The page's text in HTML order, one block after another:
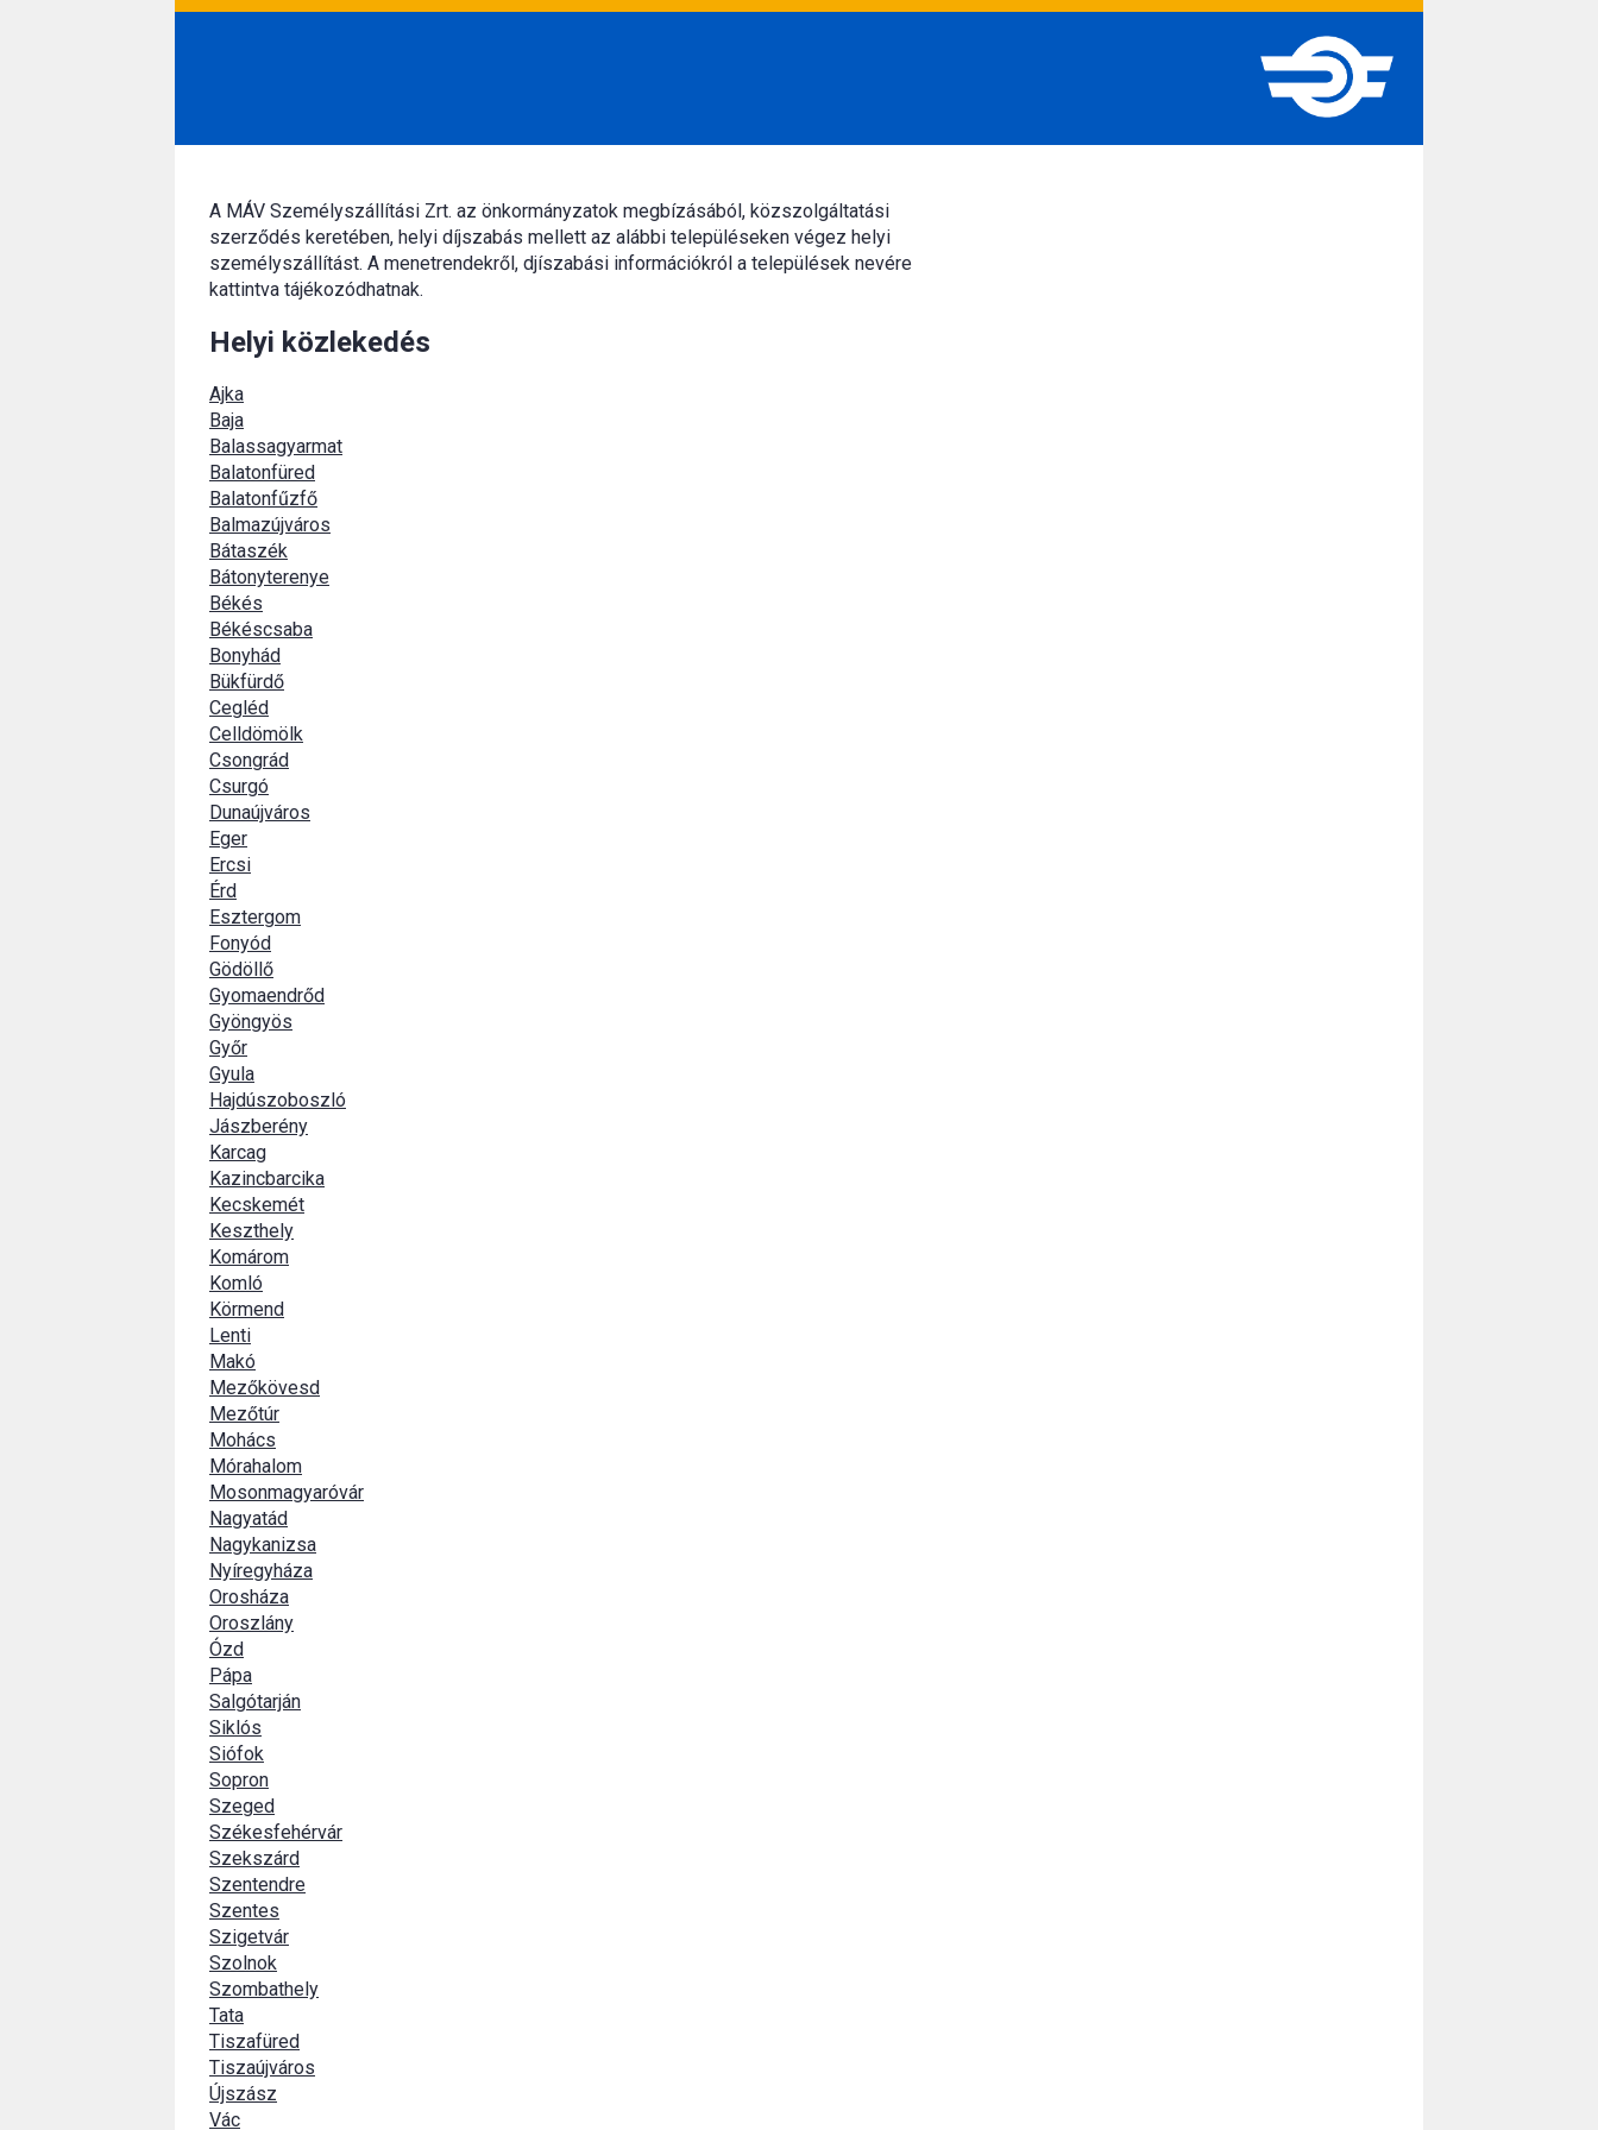
A MÁV Személyszállítási Zrt. az önkormányzatok megbízásából, közszolgáltatási
szerződés keretében, helyi díjszabás mellett az alábbi településeken végez helyi
személyszállítást. A menetrendekről, djíszabási információkról a települések nevére
kattintva tájékozódhatnak.
Helyi közlekedés
Ajka
Baja
Balassagyarmat
Balatonfüred
Balatonfűzfő
Balmazújváros
Bátaszék
Bátonyterenye
Békés
Békéscsaba
Bonyhád
Bükfürdő
Cegléd
Celldömölk
Csongrád
Csurgó
Dunaújváros
Eger
Ercsi
Érd
Esztergom
Fonyód
Gödöllő
Gyomaendrőd
Gyöngyös
Győr
Gyula
Hajdúszoboszló
Jászberény
Karcag
Kazincbarcika
Kecskemét
Keszthely
Komárom
Komló
Körmend
Lenti
Makó
Mezőkövesd
Mezőtúr
Mohács
Mórahalom
Mosonmagyaróvár
Nagyatád
Nagykanizsa
Nyíregyháza
Orosháza
Oroszlány
Ózd
Pápa
Salgótarján
Siklós
Siófok
Sopron
Szeged
Székesfehérvár
Szekszárd
Szentendre
Szentes
Szigetvár
Szolnok
Szombathely
Tata
Tiszafüred
Tiszaújváros
Újszász
Vác